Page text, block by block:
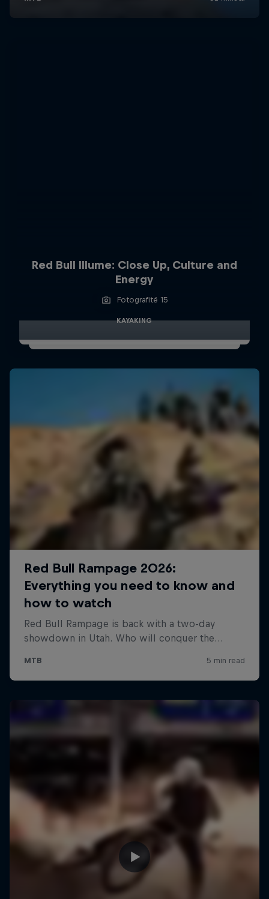
Red Bull Illume: Close Up, Culture and
Energy
Fotografitë 15
KAYAKING